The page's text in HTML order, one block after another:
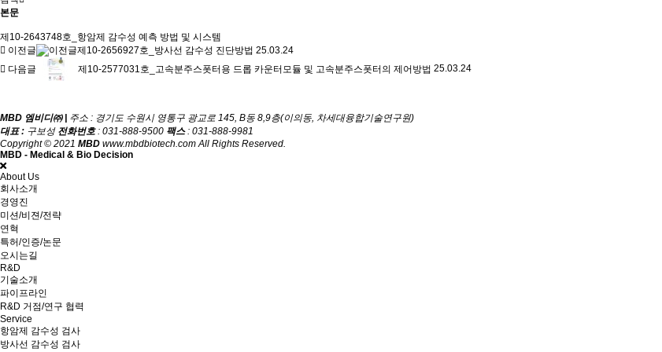
본문
제10-2643748호_항암제 감수성 예측 방법 및 시스템
이전글
제10-2656927호_방사선 감수성 진단방법 25.03.24
다음글
제10-2577031호_고속분주스폿터용 드롭 카운터모듈 및 고속분주스폿터의 제어방법 25.03.24
MBD 엠비디㈜ |
주소 : 경기도 수원시 영통구 광교로 145, B동 8,9층(이의동, 차세대융합기술연구원)
대표 : 구보성 전화번호: 031-888-9500 팩스: 031-888-9981
Copyright © 2021 MBD www.mbdbiotech.com All Rights Reserved.
MBD - Medical & Bio Decision
About Us
회사소개
경영진
미션/비젼/전략
연혁
특허/인증/논문
오시는길
R&D
기술소개
파이프라인
R&D 거점/연구 협력
Service
항암제 감수성 검사
방사선 감수성 검사